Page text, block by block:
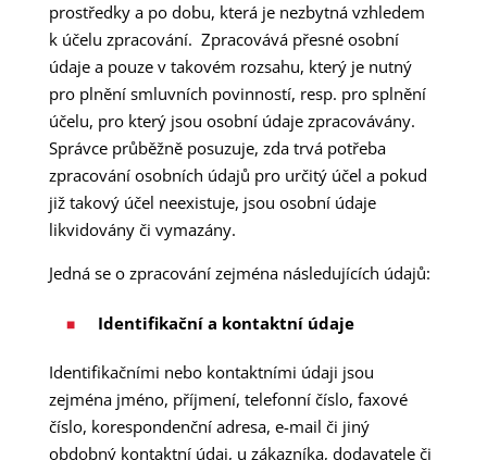
prostředky a po dobu, která je nezbytná vzhledem
k účelu zpracování. Zpracovává přesné osobní
údaje a pouze v takovém rozsahu, který je nutný
pro plnění smluvních povinností, resp. pro splnění
účelu, pro který jsou osobní údaje zpracovávány.
Správce průběžně posuzuje, zda trvá potřeba
zpracování osobních údajů pro určitý účel a pokud
již takový účel neexistuje, jsou osobní údaje
likvidovány či vymazány.
Jedná se o zpracování zejména následujících údajů:
Identifikační a kontaktní údaje
Identifikačními nebo kontaktními údaji jsou
zejména jméno, příjmení, telefonní číslo, faxové
číslo, korespondenční adresa, e-mail či jiný
obdobný kontaktní údaj, u zákazníka, dodavatele či